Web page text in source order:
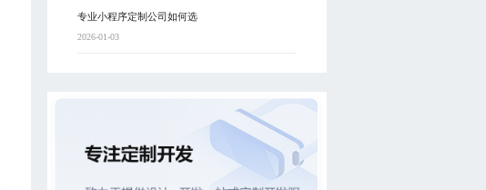
专业小程序定制公司如何选
2026-01-03